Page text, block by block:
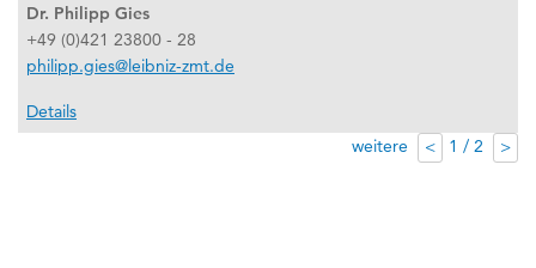
Dr. Philipp Gies
+49 (0)421 23800 - 28
philipp.gies@leibniz-zmt.de
Details
weitere
< 1 / 2 >